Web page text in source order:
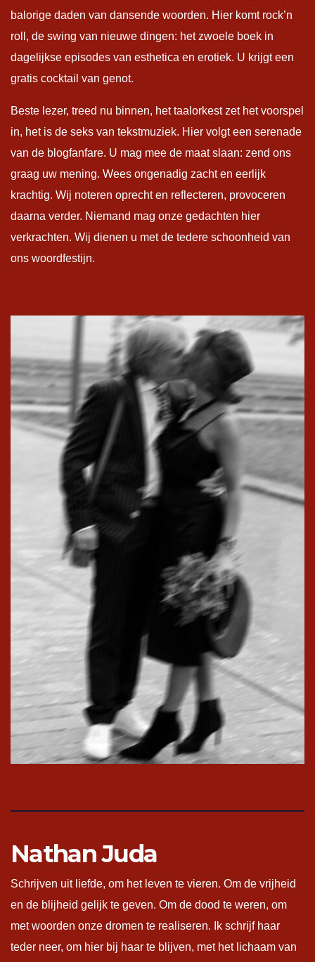
balorige daden van dansende woorden. Hier komt rock’n
roll, de swing van nieuwe dingen: het zwoele boek in
dagelijkse episodes van esthetica en erotiek. U krijgt een
gratis cocktail van genot.
Beste lezer, treed nu binnen, het taalorkest zet het voorspel
in, het is de seks van tekstmuziek. Hier volgt een serenade
van de blogfanfare. U mag mee de maat slaan: zend ons
graag uw mening. Wees ongenadig zacht en eerlijk
krachtig. Wij noteren oprecht en reflecteren, provoceren
daarna verder. Niemand mag onze gedachten hier
verkrachten. Wij dienen u met de tedere schoonheid van
ons woordfestijn.
Nathan Juda
Schrijven uit liefde, om het leven te vieren. Om de vrijheid
en de blijheid gelijk te geven. Om de dood te weren, om
met woorden onze dromen te realiseren. Ik schrijf haar
teder neer, om hier bij haar te blijven, met het lichaam van